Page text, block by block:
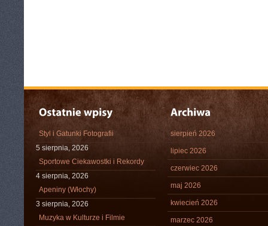
Styl i Gatunki Fotografii
5 sierpnia, 2026
Sportowe Ciekawostki i Rekordy
4 sierpnia, 2026
Apeniny (Włochy)
3 sierpnia, 2026
Muzyka w Kulturze i Filmie
sierpień 2026
lipiec 2026
czerwiec 2026
maj 2026
kwiecień 2026
marzec 2026